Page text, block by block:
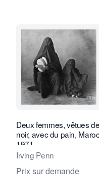
Deux femmes, vêtues de
noir, avec du pain,
1971
Irving Penn
Prix sur demande